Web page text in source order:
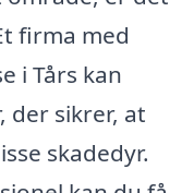
firma med
i Tårs kan
der sikrer, at
skadedyr.